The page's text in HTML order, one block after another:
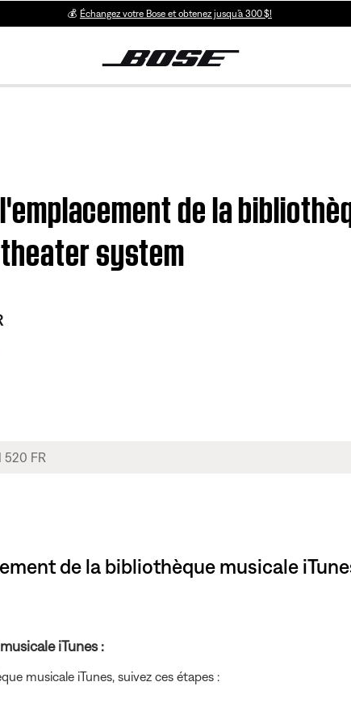
💰 Échangez votre Bose et obtenez jusqu’à 300 $!
de la
system
de la bibliothèque musicale
iTunes :
musicale iTunes, suivez ces étapes :